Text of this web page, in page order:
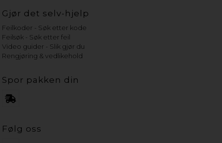
Gjør det selv-hjelp
Feilkoder - Søk etter kode
Feilsøk - Søk etter feil
Video guider - Slik gjør du
Rengjøring & vedlikehold
Spor pakken din
Følg oss